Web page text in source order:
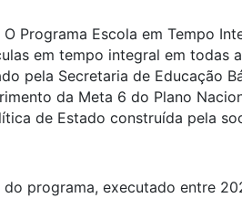
O Programa Escola em Tempo
em tempo integral em todas
pela Secretaria de Educação
da Meta 6 do Plano
de Estado construída pela
programa, executado entre